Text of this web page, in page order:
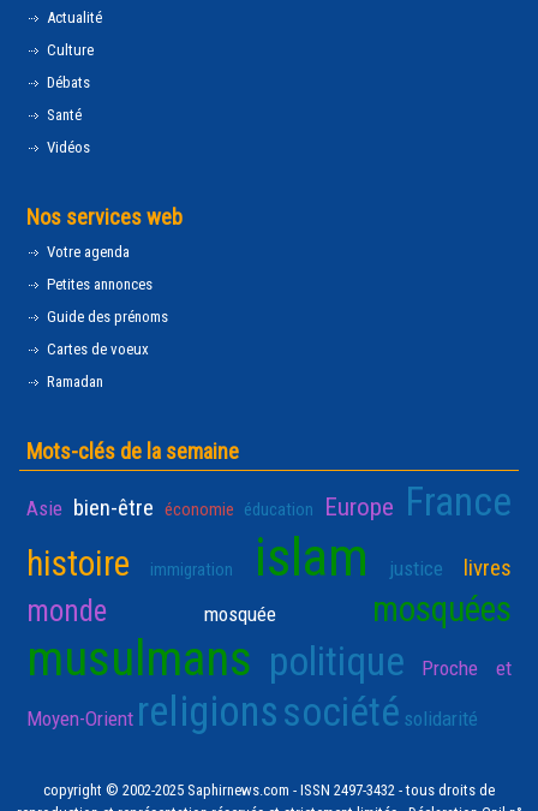
Actualité
Culture
Débats
Santé
Vidéos
Nos services web
Votre agenda
Petites annonces
Guide des prénoms
Cartes de voeux
Ramadan
Mots-clés de la semaine
Asie bien-être économie éducation Europe France
histoire immigration islam justice livres
monde mosquée mosquées
musulmans politique Proche et
Moyen-Orient religionssociété solidarité
copyright © 2002-2025 Saphirnews.com - ISSN 2497-3432 - tous droits de